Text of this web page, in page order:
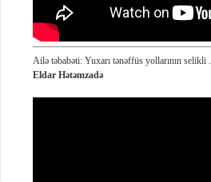
Ailə təbabəti: Yuxarı tənəffüs yollarının selikli ...
Eldar Hətəmzadə